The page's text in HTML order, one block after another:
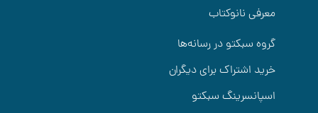
معرفی نانوکتاب
گروه سبکتو در رسانه‌ها
خرید اشتراک برای دیگران
اسپانسرینگ سبکتو